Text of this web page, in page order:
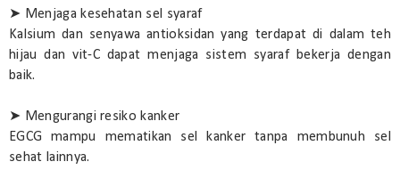
➤ Menjaga kesehatan sel syaraf
Kalsium dan senyawa antioksidan yang terdapat di dalam teh
hijau dan vit-C dapat menjaga sistem syaraf bekerja dengan
baik.
➤ Mengurangi resiko kanker
EGCG mampu mematikan sel kanker tanpa membunuh sel
sehat lainnya.